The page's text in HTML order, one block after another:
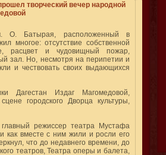
творческий вечер народной
О. Батырая, расположенный в
многое: отсутствие собственной
расцвет и чудовищный пожар,
зал. Но, несмотря на перипетии и
и чествовать своих выдающихся
Дагестан Издаг Магомедовой,
городского Дворца культуры,
режиссер театра Мустафа
как вместе с ним жили и росли его
что до недавнего времени, до
театров, Театра оперы и балета,